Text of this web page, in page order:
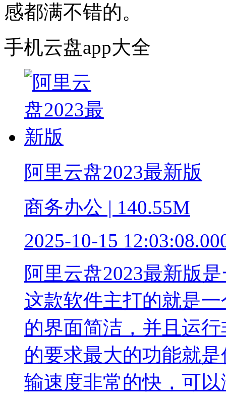
感都满不错的。
手机云盘app大全
阿里云盘2023最新版
商务办公 | 140.55M
2025-10-15
阿里云盘2023最新版
这款软件主打的就是
的界面简洁，并且运
的要求最大的功能就
输速度非常的快，可